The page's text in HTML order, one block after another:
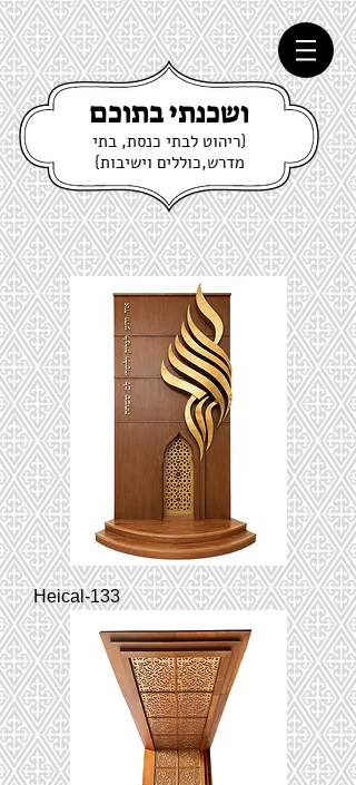
ושכנתי בתוכם
{ריהוט לבתי כנסת, בתי
מדרש,כוללים וישיבות}
Heical-133